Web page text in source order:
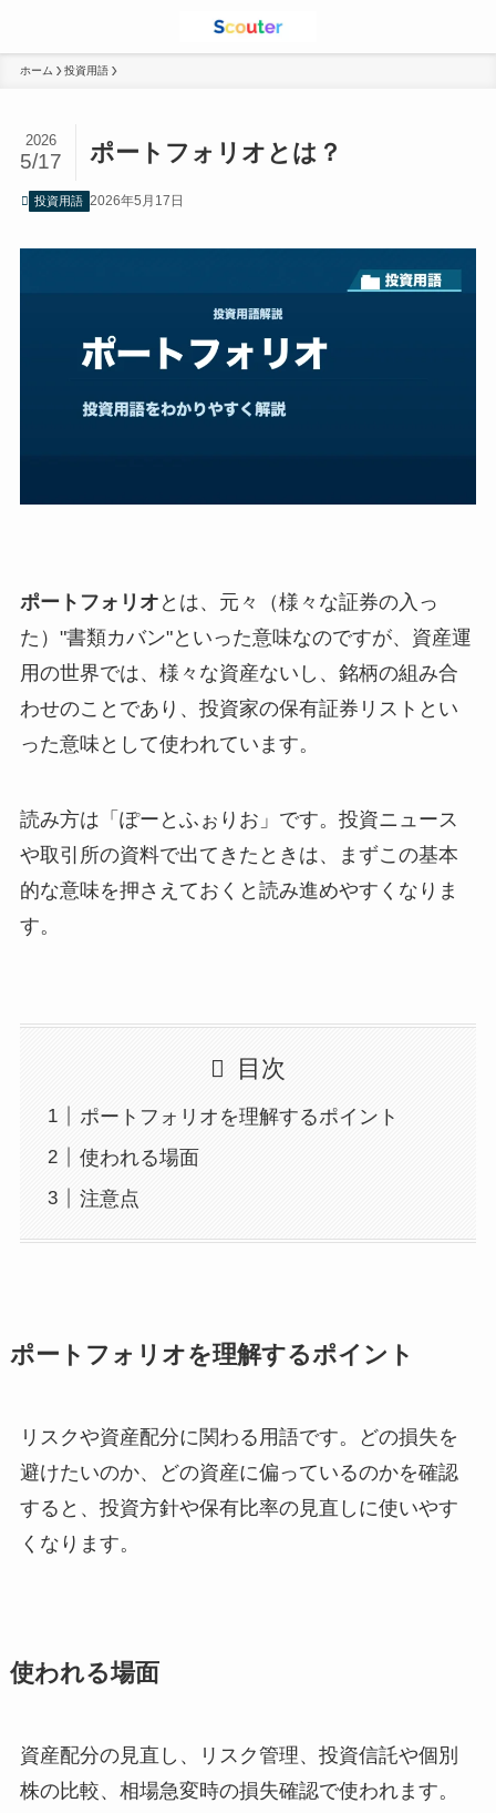
ホーム 投資用語
ポートフォリオとは？
2026
5/17
投資用語 2026年5月17日
ポートフォリオ とは、元々（様々な証券の入っ
た）"書類カバン"といった意味なのですが、資産運
用の世界では、様々な資産ないし、銘柄の組み合
わせのことであり、投資家の保有証券リストとい
った意味として使われています。
読み方は「ぽーとふぉりお」です。投資ニュース
や取引所の資料で出てきたときは、まずこの基本
的な意味を押さえておくと読み進めやすくなりま
す。
目次
ポートフォリオを理解するポイント
使われる場面
注意点
ポートフォリオを理解するポイント
リスクや資産配分に関わる用語です。どの損失を
避けたいのか、どの資産に偏っているのかを確認
すると、投資方針や保有比率の見直しに使いやす
くなります。
使われる場面
資産配分の見直し、リスク管理、投資信託や個別
株の比較、相場急変時の損失確認で使われます。